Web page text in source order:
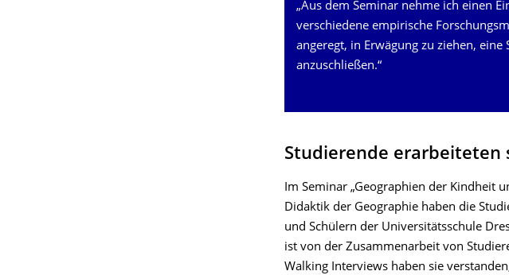
„Aus dem Seminar nehme ich einen
verschiedene empirische
angeregt, in Erwägung zu ziehen,
anzuschließen.“
Studierende erarbeiteten
Im Seminar „Geographien der Kindheit
Didaktik der Geographie haben die
und Schülern der Universitätsschule
ist von der Zusammenarbeit von
Walking Interviews haben sie